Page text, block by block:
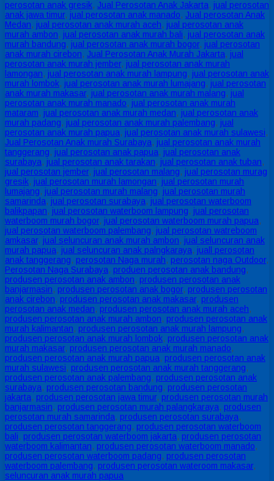
perosotan anak gresik, Jual Perosotan Anak Jakarta, jual perosotan
anak jawa timur, jual perosotan anak manado, Jual perosotan Anak
Medan, jual perosotan anak murah aceh, jual perosotan anak
murah ambon, jual perosotan anak murah bali, jual perosotan anak
murah bandung, jual perosotan anak murah bogor, jual perosotan
anak murah cirebon, Jual Perosotan Anak Murah Jakarta, jual
perosotan anak murah jember, jual perosotan anak murah
lamongan, jual perosotan anak murah lampung, jual perosotan anak
murah lombok, jual perosotan anak murah lumajang, jual perosotan
anak murah makasar, jual perosotan anak murah malang, jual
perosotan anak murah manado, jual perosotan anak murah
mataram, jual perosotan anak murah medan, jual perosotan anak
murah padang, jual perosotan anak murah palembang, jual
perosotan anak murah papua, jual perosotan anak murah sulawesi,
Jual Perosotan Anak murah Surabaya, jual perosotan anak murah
tanggerang, jual perosotan anak papua, jual perosotan anak
surabaya, jual perosotan anak tarakan, jual perosotan anak tuban,
jual perosotan jember, jual perosotan malang, jual perosotan murag
gresik, jual perosotan murah lamongan, jual perosotan murah
lumajang, jual perosotan murah malang, jual perosotan murah
samarinda, jual perosotan surabaya, jual perosotan waterboom
balikpapan, jual perosotan waterboom lampung, jual perosotan
waterboom murah bogor, jual perosotan waterboom murah papua,
jual perosotan waterboom palembang, jual perosotan watreboom
amkasar, jual seluncuran anak murah ambon, jual seluncuran anak
murah papua, jual seluncuran anak palngkaraya, juall perosotan
anak tanggerang, perosotan Naga murah, perosotan naga Outdoor,
Perosotan Naga Surabaya, produen perosotan anak bandung,
produsen perosotan anak ambon, produsen perosotan anak
banjarmasin, produsen perosotan anak bogor, produsen perosotan
anak cirebon, produsen perosotan anak makasar, produsen
perosotan anak medan, produsen perosotan anak murah aceh,
produsen perosotan anak murah ambon, produsen perosotan anak
murah kalimantan, produsen perosotan anak murah lampung,
produsen perosotan anak murah lombok, produsen perosotan anak
murah makasar, produsen perosotan anak murah manado,
produsen perosotan anak murah papua, produsen perosotan anak
murah sulawesi, produsen perosotan anak murah tanggerang,
produsen perosotan anak palembang, produsen perosotan anak
surabaya, produsen perosotan bandung, produsen perosotan
jakarta, produsen perosotan jawa timur, produsen perosotan murah
banjarmasin, produsen perosotan murah palangkaraya, produsen
perosotan murah samarinda, produsen perosotan surabaya,
produsen perosotan tanggerang, produsen perosotan waterboom
bali, produsen perosotan waterboom jakarta, produsen perosotan
waterboom kalimantan, produsen perosotan waterboom manado,
produsen perosotan waterboom padang, produsen perosotan
waterboom palembang, produsen perosotan wateroom makasar,
seluncuran anak murah papua